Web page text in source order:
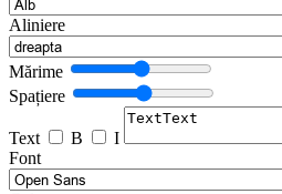
Aliniere
Mărime
Spațiere
Text B
I
Font